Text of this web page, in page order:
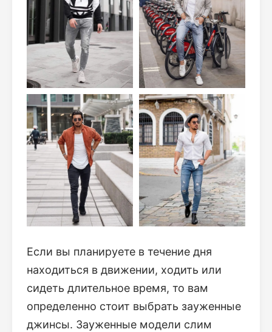
Если вы планируете в течение дня
находиться в движении, ходить или
сидеть длительное время, то вам
определенно стоит выбрать зауженные
джинсы. Зауженные модели слим